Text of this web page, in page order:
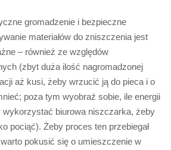
gromadzenie i bezpieczne
materiałów do zniszczenia jest
– również ze względów
(zbyt duża ilość nagromadzonej
aż kusi, żeby wrzucić ją do pieca i o
poza tym wyobraź sobie, ile energii
wykorzystać biurowa niszczarka, żeby
pociąć). Żeby proces ten przebiegał
pokusić się o umieszczenie w